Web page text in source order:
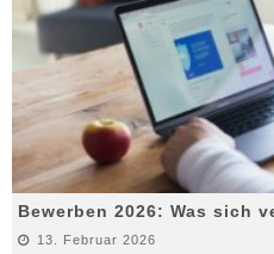
Bewerben 2026: Was sich
13. Februar 2026